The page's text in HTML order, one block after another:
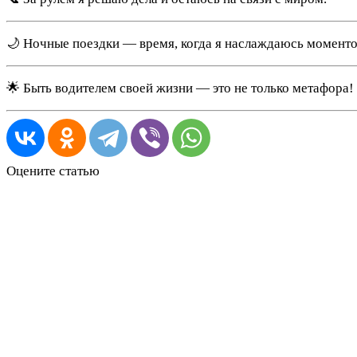
🌙 Ночные поездки — время, когда я наслаждаюсь
🌟 Быть водителем своей жизни — это не только метафора!
Оцените статью